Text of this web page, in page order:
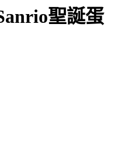
聖誕蛋